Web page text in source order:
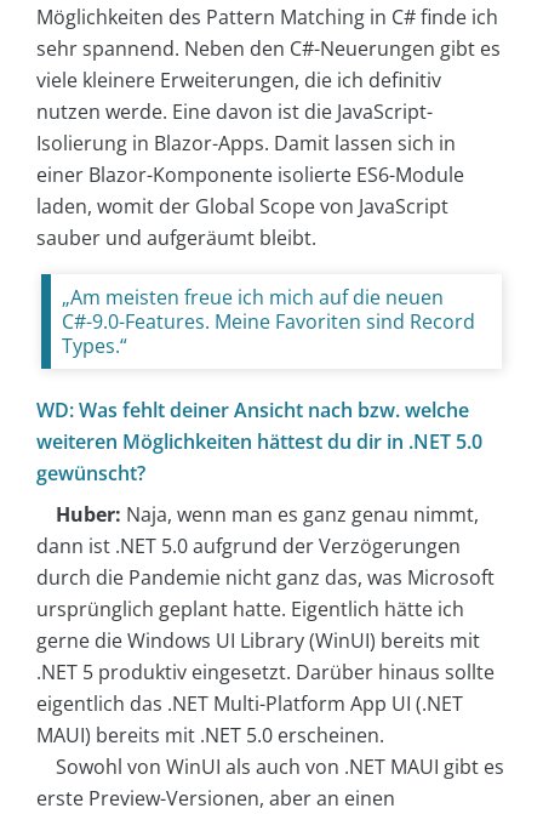
Möglichkeiten des Pattern Matching in C# finde ich
sehr spannend. Neben den C#-Neuerungen gibt es
viele kleinere Erweiterungen, die ich definitiv
nutzen werde. Eine davon ist die JavaScript-
Isolierung in Blazor-Apps. Damit lassen sich in
einer Blazor-Komponente isolierte ES6-Module
laden, womit der Global Scope von JavaScript
sauber und aufgeräumt bleibt.
„Am meisten freue ich mich auf die neuen
C#-9.0-Features. Meine Favoriten sind Record
Types.“
WD: Was fehlt deiner Ansicht nach bzw. welche
weiteren Möglichkeiten hättest du dir in .NET 5.0
gewünscht?
Huber: Naja, wenn man es ganz genau nimmt,
dann ist .NET 5.0 aufgrund der Verzögerungen
durch die Pandemie nicht ganz das, was Microsoft
ursprünglich geplant hatte. Eigentlich hätte ich
gerne die Windows UI Library (WinUI) bereits mit
.NET 5 produktiv eingesetzt. Darüber hinaus sollte
eigentlich das .NET Multi-Platform App UI (.NET
MAUI) bereits mit .NET 5.0 erscheinen.
Sowohl von WinUI als auch von .NET MAUI gibt es
erste Preview-Versionen, aber an einen